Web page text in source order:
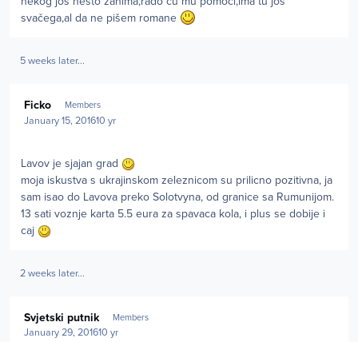
svačega,al da ne pišem romane
5 weeks later...
Ficko Members
January 15, 201610 yr
Lavov je sjajan grad
moja iskustva s ukrajinskom zeleznicom su prilicno pozitivna, ja
sam isao do Lavova preko Solotvyna, od granice sa Rumunijom.
13 sati voznje karta 5.5 eura za spavaca kola, i plus se dobije i
caj
2 weeks later...
Svjetski putnik Members
January 29, 201610 yr